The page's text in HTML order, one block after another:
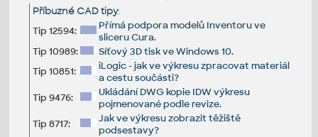
Příbuzné CAD tipy:
Tip 12594:
Přímá podpora modelů Inventoru ve
sliceru Cura.
Tip 10989:
Síťový 3D tisk ve Windows 10.
Tip 10851:
iLogic - jak ve výkresu zpracovat materiál
a cestu součásti?
Tip 9476:
Ukládání DWG kopie IDW výkresu
pojmenované podle revize.
Tip 8717:
Jak ve výkresu zobrazit těžiště
podsestavy?